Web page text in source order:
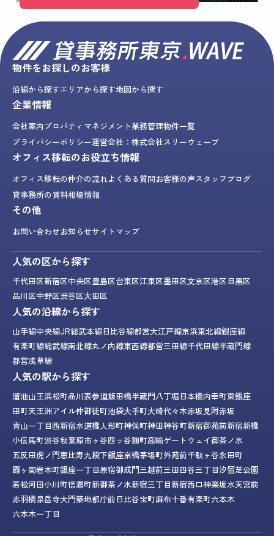
物件をお探しのお客様
沿線から探すエリアから探す地図から探す
企業情報
会社案内プロパティマネジメント業務管理物件一覧
プライバシーポリシー運営会社：株式会社スリーウェーブ
オフィス移転のお役立ち情報
オフィス移転の仲介の流れよくある質問お客様の声スタッフブログ
貸事務所の賃料相場情報
その他
お問い合わせお知らせサイトマップ
人気の区から探す
千代田区新宿区中央区豊島区台東区江東区墨田区文京区港区目黒区
品川区中野区渋谷区大田区
人気の沿線から探す
山手線中央線JR総武本線日比谷線都営大江戸線京浜東北線銀座線
有楽町線総武線南北線丸ノ内線東西線都営三田線千代田線半蔵門線
都営浅草線
人気の駅から探す
溜池山王浜松町品川表参道飯田橋半蔵門八丁堀日本橋内幸町東銀座
田町天王洲アイル仲御徒町池袋大手町大崎代々木赤坂見附赤坂
青山一丁目西新宿水道橋人形町神保町神田神谷町新宿御苑前新宿新橋
小伝馬町渋谷秋葉原市ヶ谷四ッ谷麹町高輪ゲートウェイ御茶ノ水
五反田虎ノ門恵比寿九段下銀座京橋茅場町外苑前千駄ヶ谷永田町
霞ヶ関岩本町銀座一丁目原宿御成門三越前三田四谷三丁目汐留芝公園
若松河田小川町信濃町新御茶ノ水新宿三丁目新宿西口神楽坂水天宮前
赤羽橋泉岳寺大門築地都庁前日比谷宝町麻布十番有楽町六本木
六本木一丁目